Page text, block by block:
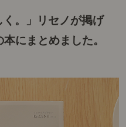
。」
リセノが掲げ
にまとめました。